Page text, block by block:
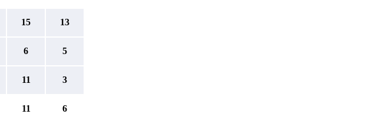
15 13
6 5
11 3
11 6